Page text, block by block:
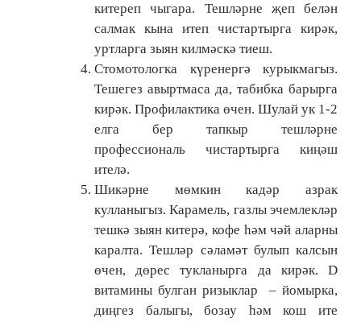
китереп чыгара. Тешләрне җеп белән
салмак кына итеп чистартырга кирәк,
уртларга зыян килмәскә тиеш.
Стомотологка күренергә курыкмагыз.
Тешегез авыртмаса да, табибка барырга
кирәк. Профилактика өчен. Шулай ук 1-2
елга бер тапкыр тешләрне
профессиональ чистартырга киңәш
ителә.
Шикәрне мөмкин кадәр азрак
кулланыгыз. Карамель, газлы эчемлекләр
тешкә зыян китерә, кофе һәм чәй аларны
каралта. Тешләр сәламәт булып калсын
өчен, дөрес тукланырга да кирәк. D
витамины булган ризыклар – йомырка,
диңгез балыгы, бозау һәм кош ите